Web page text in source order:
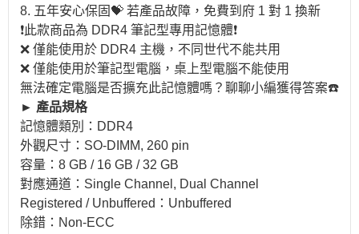
8. 五年安心保固💝 若產品故障，免費到府 1 對 1 換新
❗此款商品為 DDR4 筆記型專用記憶體❗
❌ 僅能使用於 DDR4 主機，不同世代不能共用
❌ 僅能使用於筆記型電腦，桌上型電腦不能使用
無法確定電腦是否擴充此記憶體嗎？聊聊小編獲得答案☎️
► 產品規格
記憶體類別：DDR4
外觀尺寸：SO-DIMM, 260 pin
容量：8 GB / 16 GB / 32 GB
對應通道：Single Channel, Dual Channel
Registered / Unbuffered：Unbuffered
除錯：Non-ECC